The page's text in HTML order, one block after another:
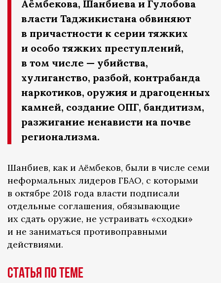
Аёмбекова, Шанбиева и Гулобова
власти Таджикистана обвиняют
в причастности к серии тяжких
и особо тяжких преступлений,
в том числе — убийства,
хулиганство, разбой, контрабанда
наркотиков, оружия и драгоценных
камней, создание ОПГ, бандитизм,
разжигание ненависти на почве
регионализма.
Шанбиев, как и Аёмбеков, были в числе семи
неформальных лидеров ГБАО, с которыми
в октябре 2018 года власти подписали
отдельные соглашения, обязывающие
их сдать оружие, не устраивать «сходки»
и не заниматься противоправными
действиями.
Статья по теме